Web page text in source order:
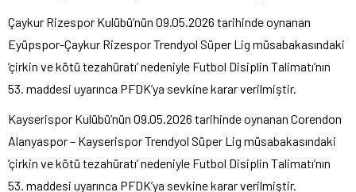
Çaykur Rizespor Kulübü’nün 09.05.2026 tarihinde oynanan
Eyüpspor-Çaykur Rizespor Trendyol Süper Lig müsabakasındaki
‘çirkin ve kötü tezahüratı’ nedeniyle Futbol Disiplin Talimatı’nın
53. maddesi uyarınca PFDK’ya sevkine karar verilmiştir.
Kayserispor Kulübü’nün 09.05.2026 tarihinde oynanan Corendon
Alanyaspor – Kayserispor Trendyol Süper Lig müsabakasındaki
‘çirkin ve kötü tezahüratı’ nedeniyle Futbol Disiplin Talimatı’nın
53. maddesi uyarınca PFDK’ya sevkine karar verilmiştir.